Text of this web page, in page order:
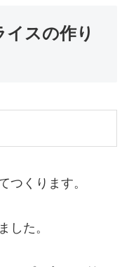
イスの作り
つくります。
した。